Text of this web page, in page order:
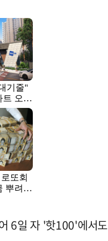
6일 자 '핫100'에서